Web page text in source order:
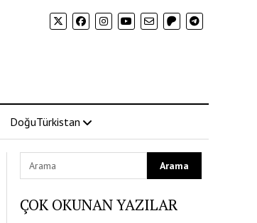
DoğuTürkistan
ÇOK OKUNAN YAZILAR